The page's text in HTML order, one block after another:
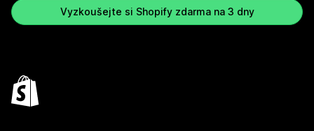
Vyzkoušejte si Shopify zdarma na 3 dny